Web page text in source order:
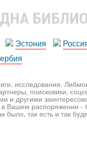
Эстония
исследования.
поисковики,
и другими
в Вашем распоряжении -
было, так есть и так